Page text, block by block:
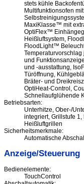
stets kühle
Multifunktionsofen
MaxiKlasse™ mit
OptiFlex™
Heißluftsystem,
FloodLight™
und
und -ausstattung,
Türöffnung,
Bräter- und
OptiHeat-Control,
Schnellaufglühende
Betriebsarten:
Unterhitze, Ober-/
integriert, Grillstufe
Heißluftgrillen
Sicherheitsmerkmale:
Automatische
Anzeige/Steuerung
Bedienelemente:
TouchControl